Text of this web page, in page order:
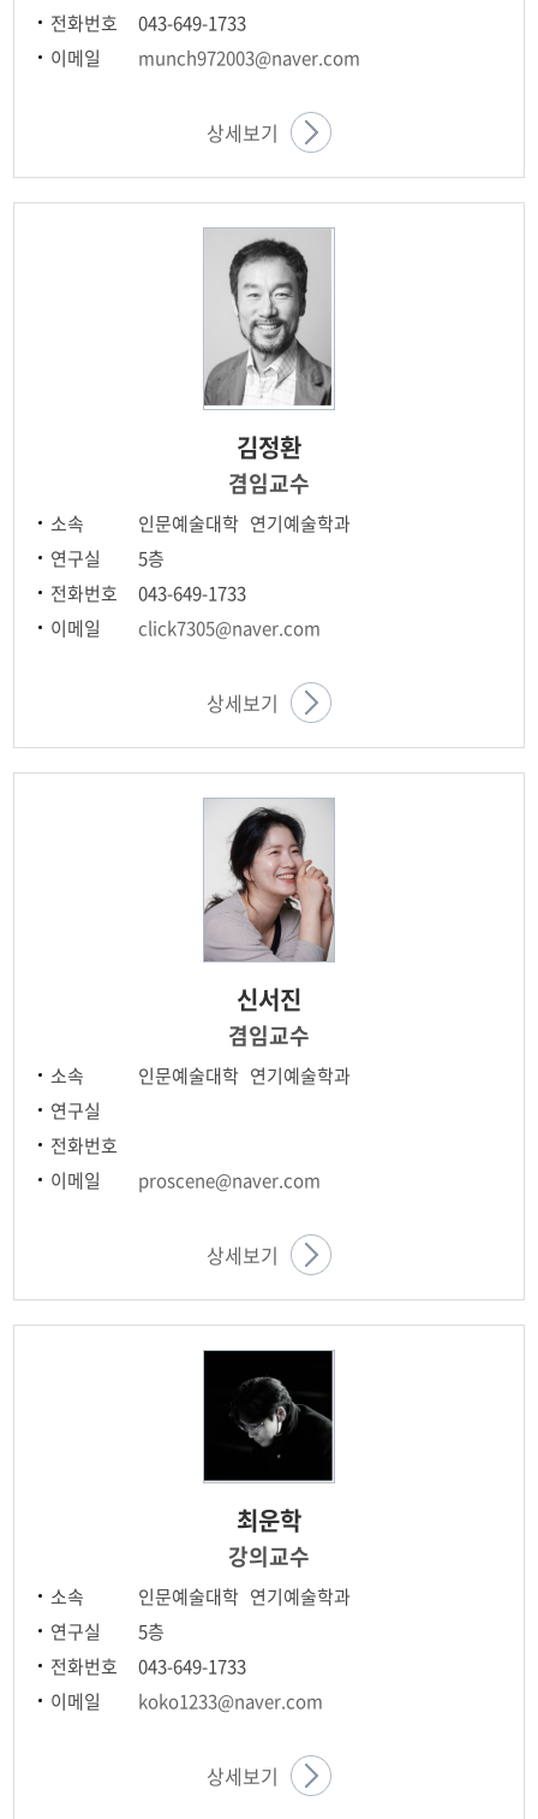
전화번호
043-649-1733
이메일
munch972003@naver.com
상세보기
김정환
겸임교수
소속
인문예술대학 연기예술학과
연구실
5층
전화번호
043-649-1733
이메일
click7305@naver.com
상세보기
신서진
겸임교수
소속
인문예술대학 연기예술학과
연구실
전화번호
이메일
proscene@naver.com
상세보기
최운학
강의교수
소속
인문예술대학 연기예술학과
연구실
5층
전화번호
043-649-1733
이메일
koko1233@naver.com
상세보기